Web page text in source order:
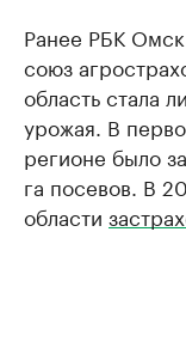
Ранее РБК
союз
область стала
урожая. В
регионе было
га посевов. В
области